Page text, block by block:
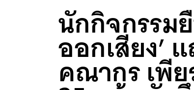
นักกิจกรรม
ออกเสียง’
คณากร เพี